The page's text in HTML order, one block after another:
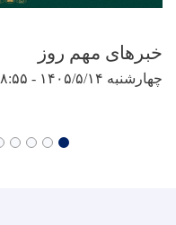
خبرهای مهم روز
چهارشنبه ۱۴۰۵/۵/۱۴ - ۸:۵۵